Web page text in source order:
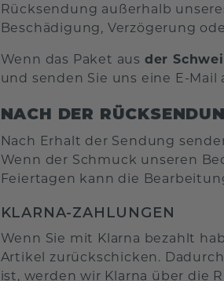
Rücksendung außerhalb
Beschädigung, Verzögerung
Wenn das Paket aus der
und senden Sie uns eine E-Mail
NACH DER
Nach Erhalt der Sendung
Wenn der Schmuck unseren
Feiertagen kann die
KLARNA-ZAHLUNGEN
Wenn Sie mit Klarna bezahlt
Artikel zurückschicken.
ist, werden wir Klarna über die